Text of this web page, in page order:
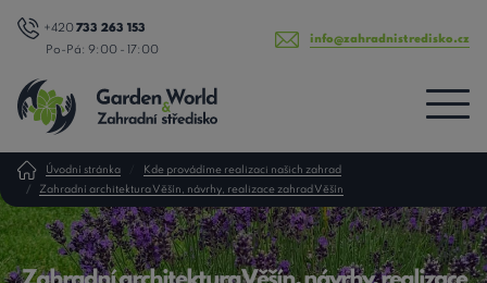
+420 733 263 153
Po-Pá: 9:00 - 17:00
info@zahradnistredisko.cz
Úvodní stránka
Kde provádíme realizaci našich zahrad
Zahradní architektura Věšín, návrhy, realizace zahrad Věšín